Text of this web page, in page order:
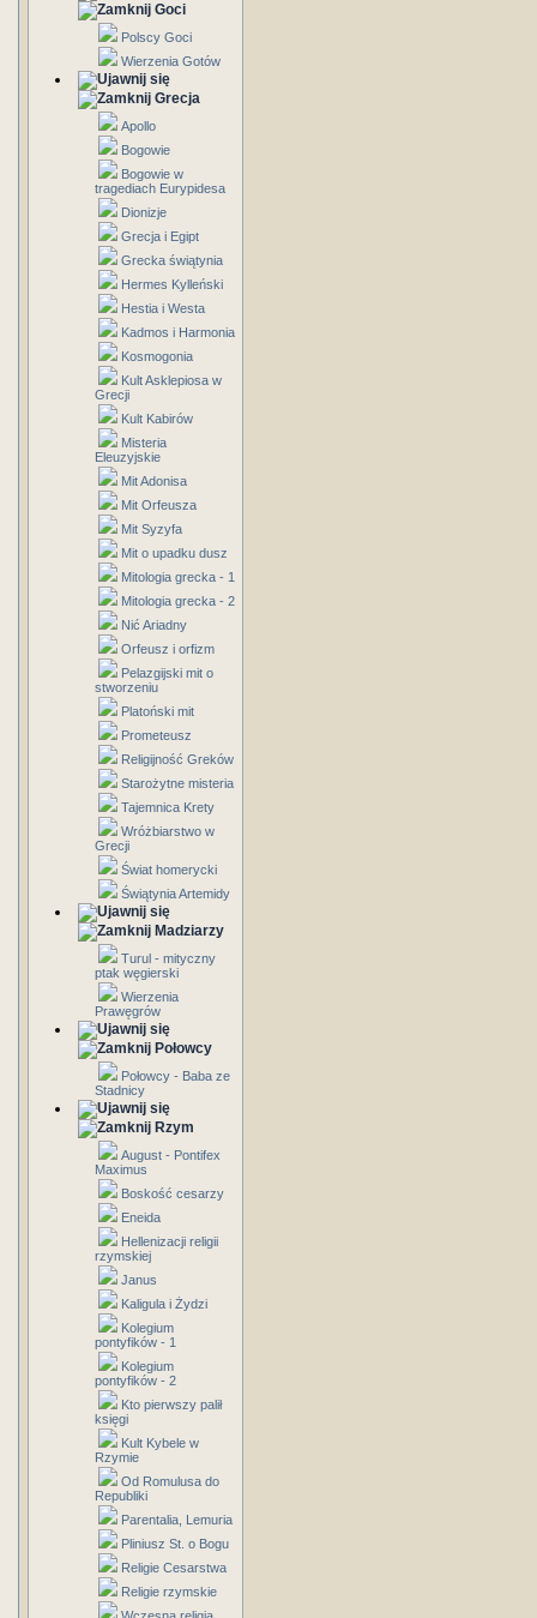
Goci
Polscy Goci
Wierzenia Gotów
Grecja
Apollo
Bogowie
Bogowie w
tragediach Eurypidesa
Dionizje
Grecja i Egipt
Grecka świątynia
Hermes Kylleński
Hestia i Westa
Kadmos i Harmonia
Kosmogonia
Kult Asklepiosa w
Grecji
Kult Kabirów
Misteria
Eleuzyjskie
Mit Adonisa
Mit Orfeusza
Mit Syzyfa
Mit o upadku dusz
Mitologia grecka - 1
Mitologia grecka - 2
Nić Ariadny
Orfeusz i orfizm
Pelazgijski mit o
stworzeniu
Platoński mit
Prometeusz
Religijność Greków
Starożytne misteria
Tajemnica Krety
Wróżbiarstwo w
Grecji
Świat homerycki
Świątynia Artemidy
Madziarzy
Turul - mityczny
ptak węgierski
Wierzenia
Prawęgrów
Połowcy
Połowcy - Baba ze
Stadnicy
Rzym
August - Pontifex
Maximus
Boskość cesarzy
Eneida
Hellenizacji religii
rzymskiej
Janus
Kaligula i Żydzi
Kolegium
pontyfików - 1
Kolegium
pontyfików - 2
Kto pierwszy palił
księgi
Kult Kybele w
Rzymie
Od Romulusa do
Republiki
Parentalia, Lemuria
Pliniusz St. o Bogu
Religie Cesarstwa
Religie rzymskie